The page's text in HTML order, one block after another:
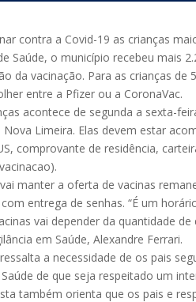
contra a Covid-19 as crianças
Saúde, o município recebeu mais
da vacinação. Para as crianças
entre a Pfizer ou a CoronaVac.
acontece de segunda a sexta-
Limeira. Elas devem estar
comprovante de residência,
manter a oferta de vacinas
entrega de senhas. “É um
vai depender da quantidade
em Saúde, Alexandre Ferrari.
a necessidade de os pais
de que seja respeitado um
também orienta que os pais e